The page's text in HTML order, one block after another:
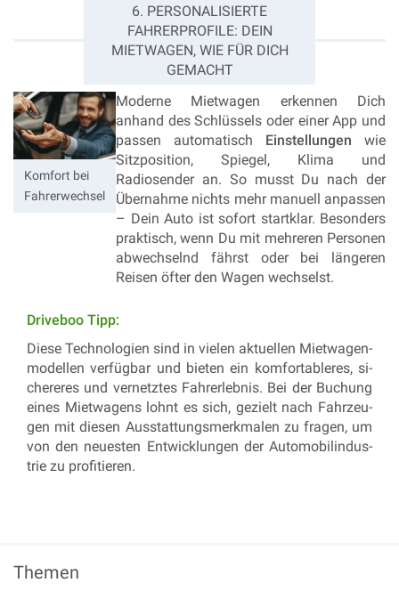
6. PERSONALISIERTE
FAHRERPROFILE: DEIN
MIETWAGEN, WIE FÜR DICH
GEMACHT
Komfort bei
Fahrerwechsel
Moderne Mietwagen erkennen Dich
anhand des Schlüssels oder einer App und
passen automatisch Einstellungen wie
Sitzposition, Spiegel, Klima und
Radiosender an. So musst Du nach der
Übernahme nichts mehr manuell anpassen
– Dein Auto ist sofort startklar. Besonders
praktisch, wenn Du mit mehreren Personen
abwechselnd fährst oder bei längeren
Reisen öfter den Wagen wechselst.
Drive­boo Tipp:
Diese Tech­no­lo­gi­en sind in vie­len ak­tu­el­len Miet­wa­gen­
mo­del­len ver­füg­bar und bie­ten ein kom­for­ta­ble­res, si­
che­re­res und ver­netz­tes Fahr­er­leb­nis. Bei der Bu­chung
eines Miet­wa­gens lohnt es sich, ge­zielt nach Fahr­zeu­
gen mit die­sen Aus­stat­tungs­merk­ma­len zu fra­gen, um
von den neu­es­ten Ent­wick­lun­gen der Au­to­mo­bil­in­dus­
trie zu pro­fi­tie­ren.
Themen